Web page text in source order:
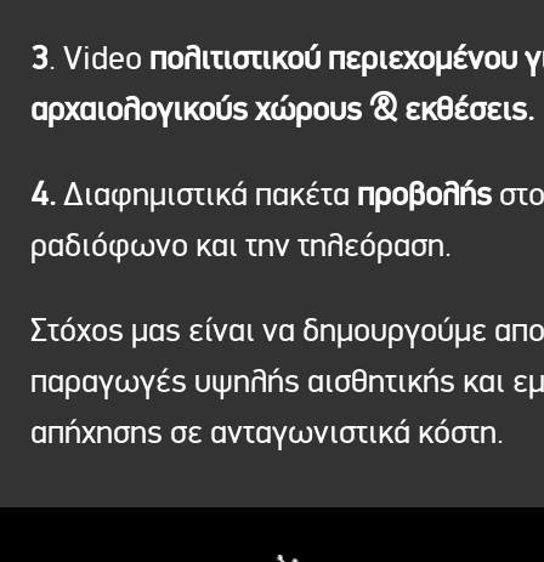
3. Video πολιτιστικού περιεχομένου
αρχαιολογικούς χώρους & εκθέσεις.
4.Διαφημιστικά πακέτα προβολής στο
ραδιόφωνο και την τηλεόραση.
Στόχος μας είναι να δημουργούμε
παραγωγές υψηλής αισθητικής και
απήχησης σε ανταγωνιστικά κόστη.